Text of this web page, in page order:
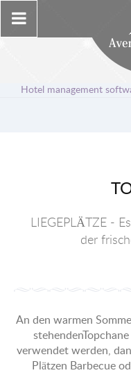
Hotel management
LIEGEPLÄTZE -
der
An den warmen
verwendet werden,
Plätzen Barbecue